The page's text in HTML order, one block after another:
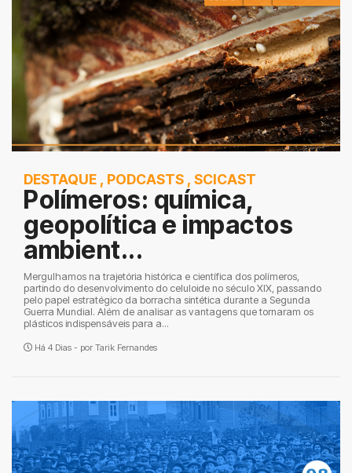
DESTAQUE , PODCASTS , SCICAST
Polímeros: química,
geopolítica e impactos
ambient...
Mergulhamos na trajetória histórica e científica dos polímeros,
partindo do desenvolvimento do celuloide no século XIX, passando
pelo papel estratégico da borracha sintética durante a Segunda
Guerra Mundial. Além de analisar as vantagens que tornaram os
plásticos indispensáveis para a...
Há 4 Dias - por Tarik Fernandes